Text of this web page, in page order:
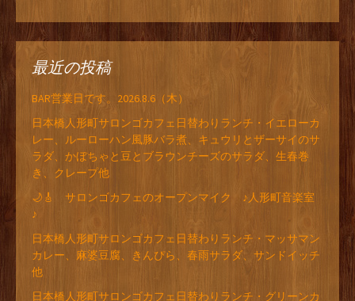
最近の投稿
BAR営業日です。2026.8.6（木）
日本橋人形町サロンゴカフェ日替わりランチ・イエローカ
レー、ルーローハン風豚バラ煮、キュウリとザーサイのサ
ラダ、かぼちゃと豆とブラウンチーズのサラダ、生春巻
き、クレープ他
🌙🎸 サロンゴカフェのオープンマイク ♪人形町音楽室
♪
日本橋人形町サロンゴカフェ日替わりランチ・マッサマン
カレー、麻婆豆腐、きんぴら、春雨サラダ、サンドイッチ
他
日本橋人形町サロンゴカフェ日替わりランチ・グリーンカ